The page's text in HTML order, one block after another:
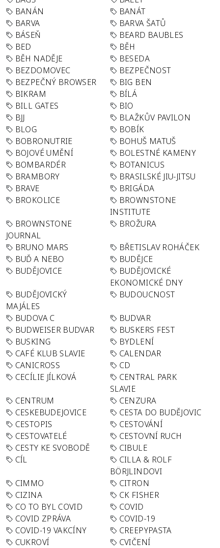
BANÁN
BANÁT
BARVA
BARVA ŠATŮ
BÁSEŇ
BEARD BAUBLES
BED
BĚH
BĚH NADĚJE
BESEDA
BEZDOMOVEC
BEZPEČNOST
BEZPEČNÝ BROWSER
BIG BEN
BIKRAM
BÍLÁ
BILL GATES
BIO
BJJ
BLAŽKŮV PAVILON
BLOG
BOBÍK
BOBRONUTRIE
BOHUŠ MATUŠ
BOJOVÉ UMĚNÍ
BOLESTNÉ KAMENY
BOMBARDÉR
BOTANICUS
BRAMBORY
BRASILSKÉ JIU-JITSU
BRAVE
BRIGÁDA
BROKOLICE
BROWNSTONE
INSTITUTE
BROWNSTONE
JOURNAL
BROŽURA
BRUNO MARS
BŘETISLAV ROHÁČEK
BUĎ A NEBO
BUDĚJCE
BUDĚJOVICE
BUDĚJOVICKÉ
EKONOMICKÉ DNY
BUDĚJOVICKÝ
MAJÁLES
BUDOUCNOST
BUDOVA C
BUDVAR
BUDWEISER BUDVAR
BUSKERS FEST
BUSKING
BYDLENÍ
CAFÉ KLUB SLAVIE
CALENDAR
CANICROSS
CD
CECÍLIE JÍLKOVÁ
CENTRAL PARK
SLAVIE
CENTRUM
CENZURA
CESKEBUDEJOVICE
CESTA DO BUDĚJOVIC
CESTOPIS
CESTOVÁNÍ
CESTOVATELÉ
CESTOVNÍ RUCH
CESTY KE SVOBODĚ
CIBULE
CÍL
CILLA & ROLF
BÖRJLINDOVI
CIMMO
CITRON
CIZINA
CK FISHER
CO TO BYL COVID
COVID
COVID ZPRÁVA
COVID-19
COVID-19 VAKCÍNY
CREEPYPASTA
CUKROVÍ
CVIČENÍ